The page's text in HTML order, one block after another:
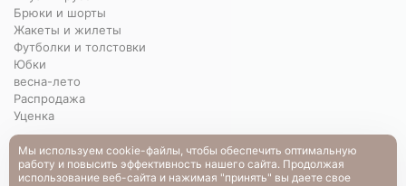
Брюки и шорты
Жакеты и жилеты
Футболки и толстовки
Юбки
весна-лето
Распродажа
Уценка
О НАС
О нас
Мы используем cookie-файлы, чтобы обеспечить оптимальную
работу и повысить эффективность нашего сайта. Продолжая
использование веб-сайта и нажимая "принять" вы даете свое